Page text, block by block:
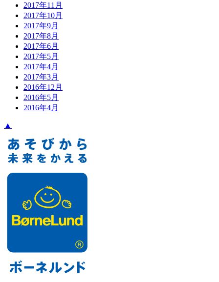
2017年11月
2017年10月
2017年9月
2017年8月
2017年6月
2017年5月
2017年4月
2017年3月
2016年12月
2016年5月
2016年4月
▲